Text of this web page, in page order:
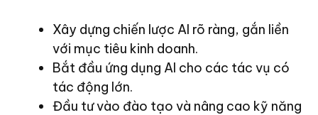
Xây dựng chiến lược AI rõ ràng, gắn liền
với mục tiêu kinh doanh.
Bắt đầu ứng dụng AI cho các tác vụ có
tác động lớn.
Đầu tư vào đào tạo và nâng cao kỹ năng